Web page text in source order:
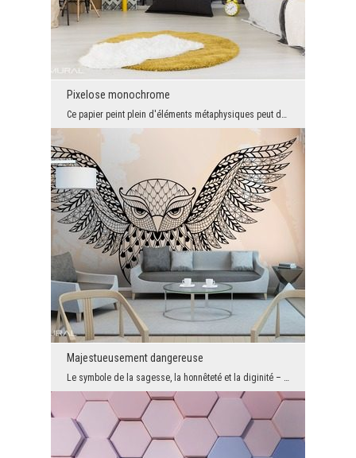
Pixelose monochrome
Ce papier peint plein d'éléments métaphysiques peut de manière unique remplir l'intérieur de tes ...
Majestueusement dangereuse
Le symbole de la sagesse, la honnêteté et la diginité – le hibou. Cet oiseau sauvage peut être m...